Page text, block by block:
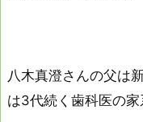
八木真澄さんの父は
は3代続く歯科医の家